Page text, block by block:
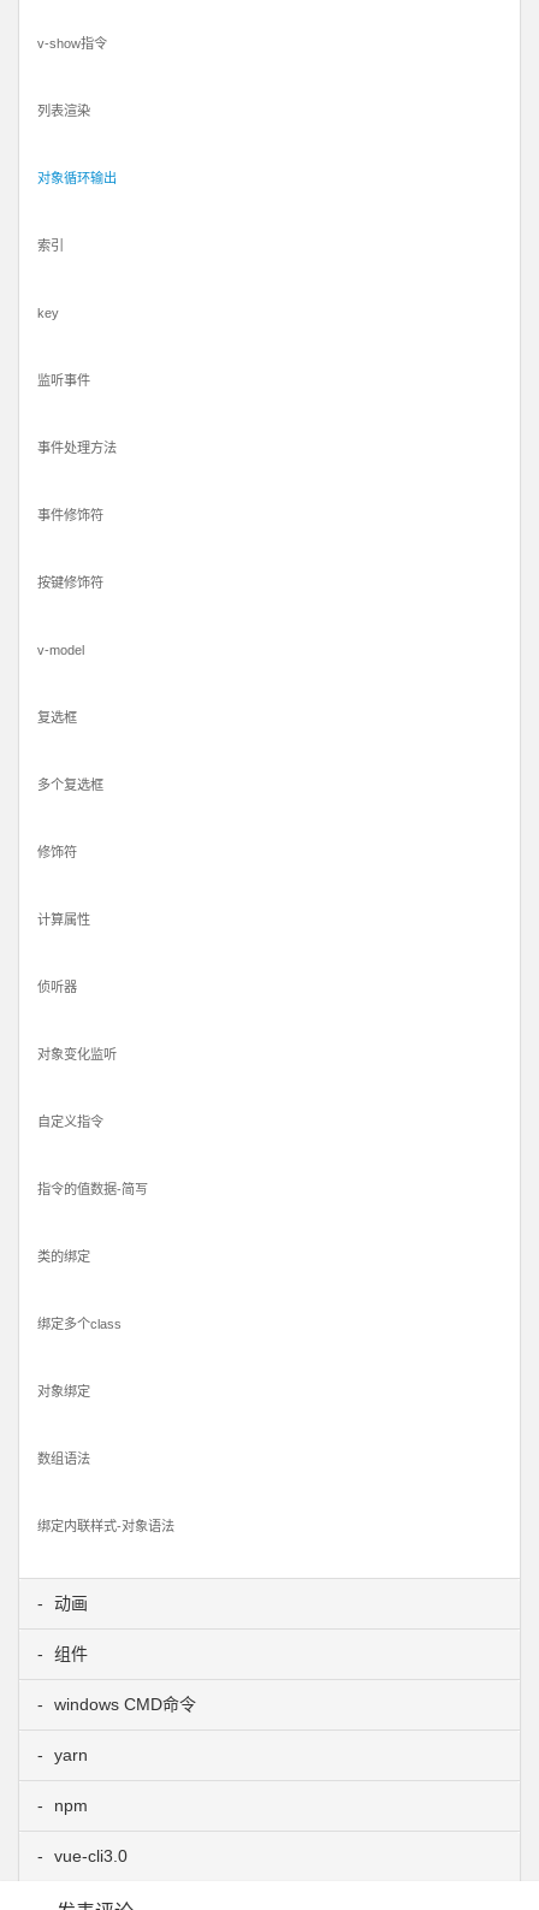
v-show指令
列表渲染
对象循环输出
索引
key
监听事件
事件处理方法
事件修饰符
按键修饰符
v-model
复选框
多个复选框
修饰符
计算属性
侦听器
对象变化监听
自定义指令
指令的值数据-简写
类的绑定
绑定多个class
对象绑定
数组语法
绑定内联样式-对象语法
动画
组件
windows CMD命令
yarn
npm
vue-cli3.0